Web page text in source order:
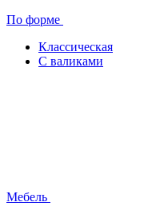
По форме
Классическая
С валиками
Мебель